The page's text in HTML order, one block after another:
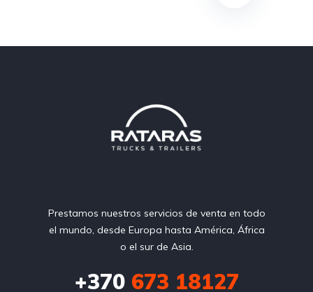
Prestamos nuestros servicios de venta en todo
el mundo, desde Europa hasta América, África
o el sur de Asia.
+370673 18127